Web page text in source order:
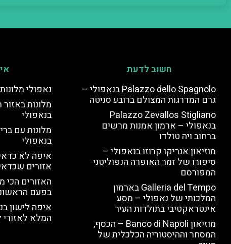
חשוב לדעת
Palazzo dello Spagnolo בנאפולי –
גרם המדרגות המצולם ברובע סניטה
Palazzo Zevallos Stigliano
בנאפולי – ארמון אמנות מרשים
ברחוב ויה טולדו
מוזיאון אנריקו קרוזו בנאפולי –
סיפורו של זמר האופרה הנפוליטני
המפורסם
Galleria del Tempo בארמון
המלכותי של נאפולי – מסע
אינטראקטיבי בתולדות העיר
מוזיאון Banco di Napoli – הכסף,
המסחר וההיסטוריה הכלכלית של
נאפולי
מלונות באזור
בנאפולי
מלונות עם
בנאפולי
איפה לא
אזורים
האזורים הכי
בפעם
איפה לישון
המלא לאזורי